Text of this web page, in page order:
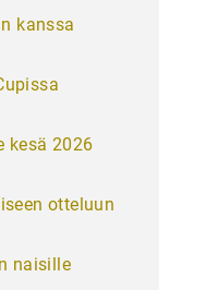
kanssa
kesä 2026
otteluun
naisille